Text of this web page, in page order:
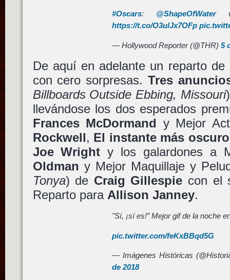
#Oscars: @ShapeOfWater
https://t.co/O3ulJx7OFp
— Hollywood Reporter (@THR)5
De aquí en adelante un reparto de
con cero sorpresas.Tres
Billboards Outside Ebbing, Missouri
llevándose los dos esperados
Frances McDormand y Mejor
Rockwell, El instante más oscuro
Joe Wright y los galardones a
Oldman y Mejor Maquillaje y
Tonya) de Craig Gillespie con el
Reparto para Allison Janney.
"Sí, ¡sí es!” Mejor gif de la noche
pic.twitter.com/feKxBBqd5G
— Imágenes Históricas
de 2018